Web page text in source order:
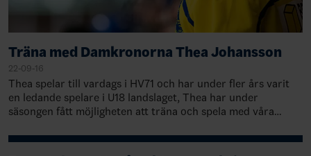
Träna med Damkronorna Thea Johansson
22-09-16
Thea spelar till vardags i HV71 och har under fler års varit
en ledande spelare i U18 landslaget, Thea har under
säsongen fått möjligheten att träna och spela med våra